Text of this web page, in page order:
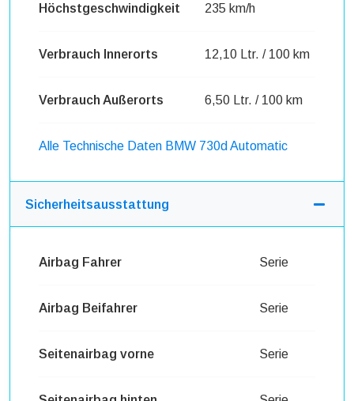
Höchstgeschwindigkeit 235 km/h
Verbrauch Innerorts 12,10 Ltr. / 100 km
Verbrauch Außerorts 6,50 Ltr. / 100 km
Alle Technische Daten BMW 730d Automatic
Sicherheitsausstattung
Airbag Fahrer Serie
Airbag Beifahrer Serie
Seitenairbag vorne Serie